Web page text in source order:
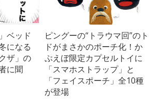
ベッド
になる
ザ」の
に聞
ピングーの“トラウマ回”のト
ドがまさかのポーチ化！か
ぷえぼ限定カプセルトイに
「スマホストラップ」と
「フェイスポーチ」全10種
が登場